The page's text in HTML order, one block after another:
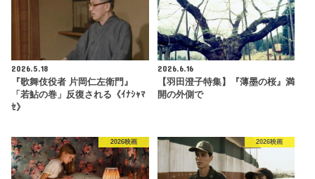
2026.5.18
『歌舞伎役者 片岡仁左衛門』
「若鮎の巻」反復される《ｲﾅｼｬﾏ
ｾ》
2026.6.16
【羽田澄子特集】『薄墨の桜』満
開の外側で
2026映画 2026映画